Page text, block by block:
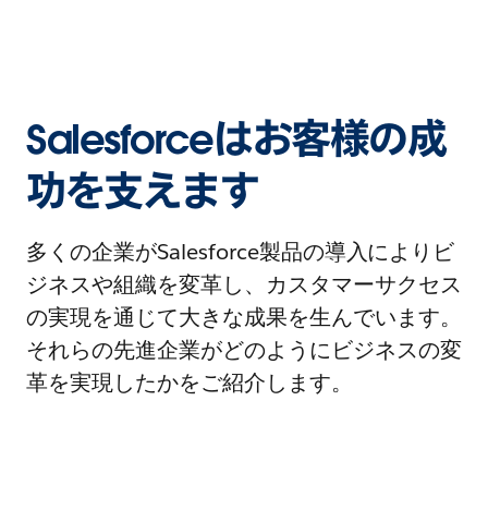
Salesforceはお客様の成
功を支えます
多くの企業がSalesforce製品の導入によりビ
ジネスや組織を変革し、カスタマーサクセス
の実現を通じて大きな成果を生んでいます。
それらの先進企業がどのようにビジネスの変
革を実現したかをご紹介します。